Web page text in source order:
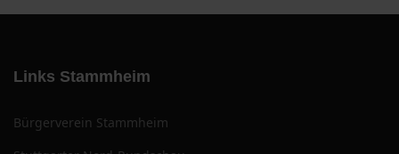
Links Stammheim
Bürgerverein Stammheim